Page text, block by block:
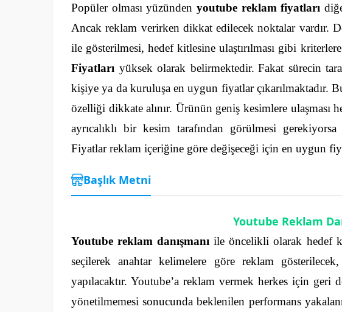
Popüler olması yüzünden youtube reklam fiyatları
Ancak reklam verirken dikkat edilecek noktalar vardır.
ile gösterilmesi, hedef kitlesine ulaştırılması gibi
Fiyatları yüksek olarak belirmektedir. Fakat sürecin
kişiye ya da kuruluşa en uygun fiyatlar çıkarılmaktadır.
özelliği dikkate alınır. Ürünün geniş kesimlere
ayrıcalıklı bir kesim tarafından görülmesi
Fiyatlar reklam içeriğine göre değişeceği için en uygun
Başlık Metni
Youtube Reklam
Youtube reklam danışmanı ile öncelikli olarak hedef
seçilerek anahtar kelimelere göre reklam
yapılacaktır. Youtube’a reklam vermek herkes için
yönetilmemesi sonucunda beklenilen performans